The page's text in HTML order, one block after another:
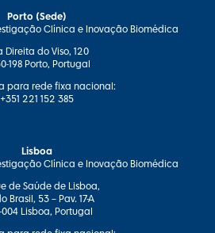
Porto (Sede)
Clínica e Inovação Biomédica
Direita do Viso, 120
198 Porto, Portugal
para rede fixa nacional:
+351 221 152 385
Lisboa
Clínica e Inovação Biomédica
de Saúde de Lisboa,
Brasil, 53 – Pav. 17-A
004 Lisboa, Portugal